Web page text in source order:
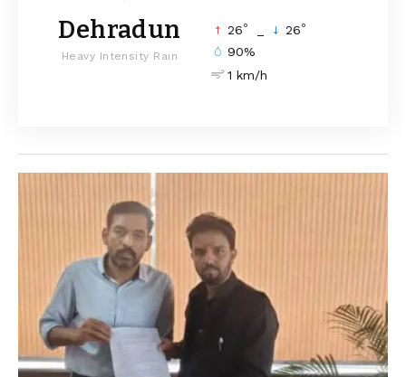
Dehradun
Heavy Intensity Rain
26° 26°
90%
1 km/h